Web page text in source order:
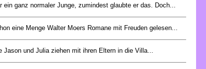
ein ganz normaler Junge, zumindest glaubte er das. Doch...
eine Menge Walter Moers Romane mit Freuden gelesen...
Jason und Julia ziehen mit ihren Eltern in die Villa...